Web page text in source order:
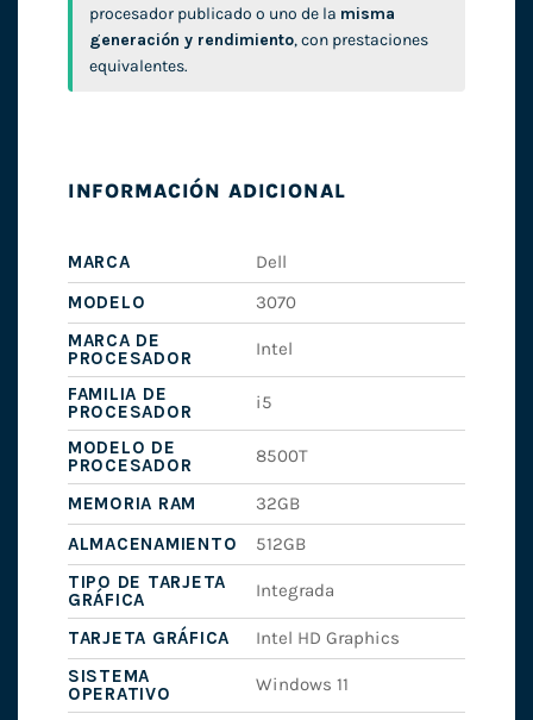
procesador publicado o uno de la misma
generación y rendimiento, con prestaciones
equivalentes.
INFORMACIÓN ADICIONAL
MARCA
Dell
MODELO
3070
MARCA DE
PROCESADOR
Intel
FAMILIA DE
PROCESADOR
i5
MODELO DE
PROCESADOR
8500T
MEMORIA RAM
32GB
ALMACENAMIENTO
512GB
TIPO DE TARJETA
GRÁFICA
Integrada
TARJETA GRÁFICA
Intel HD Graphics
SISTEMA
OPERATIVO
Windows 11